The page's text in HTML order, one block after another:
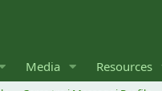
Media Resources